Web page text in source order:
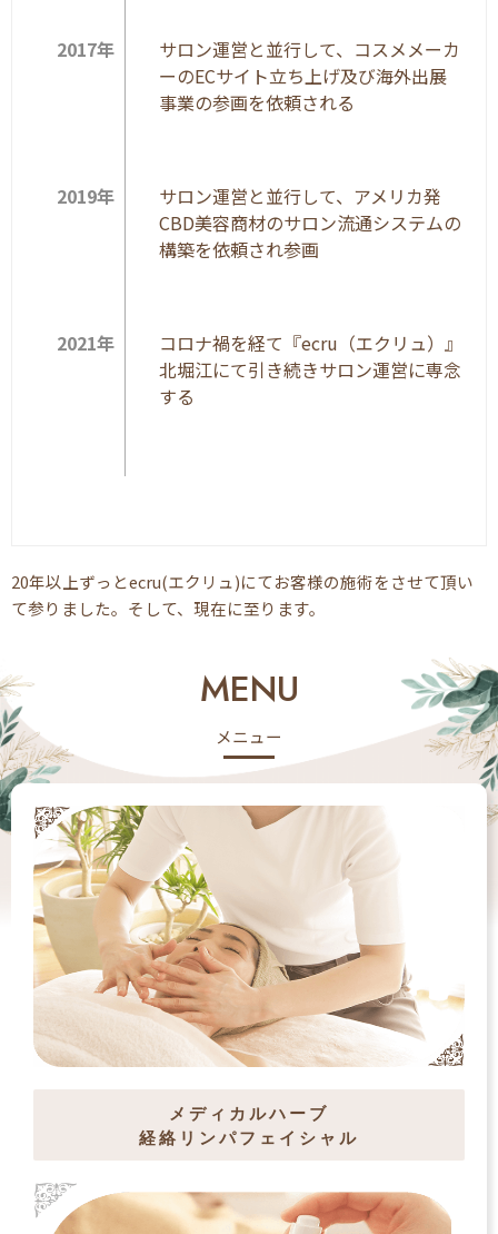
2017年
サロン運営と並行して、コスメメーカ
ーのECサイト立ち上げ及び海外出展
事業の参画を依頼される
2019年
サロン運営と並行して、アメリカ発
CBD美容商材のサロン流通システムの
構築を依頼され参画
2021年
コロナ禍を経て『ecru（エクリュ）』
北堀江にて引き続きサロン運営に専念
する
20年以上ずっとecru(エクリュ)にてお客様の施術をさせて頂い
て参りました。そして、現在に至ります。
MENU
メニュー
メディカルハーブ
経絡リンパフェイシャル